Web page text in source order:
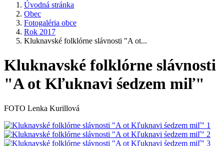
Úvodná stránka
Obec
Fotogaléria obce
Rok 2017
Kluknavské folklórne slávnosti "A ot...
Kluknavské folklórne slávnosti
"A ot Kľuknavi śedzem miľ"
FOTO Lenka Kurillová